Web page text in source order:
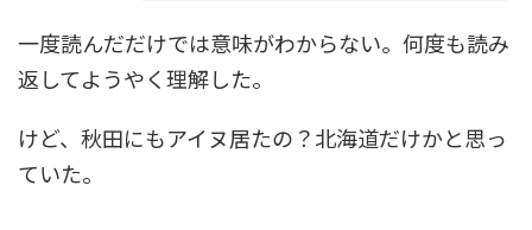
一度読んだだけでは意味がわからない。何度も読み
返してようやく理解した。
けど、秋田にもアイヌ居たの？北海道だけかと思っ
ていた。